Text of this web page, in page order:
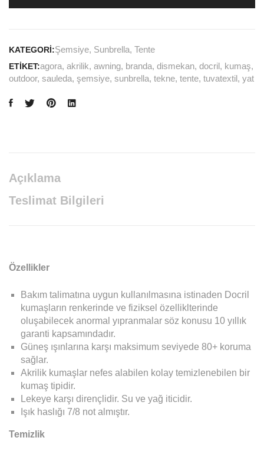
KATEGORI:Şemsiye, Sunbrella, Tente
ETIKET:agora, akrilik, awning, branda, dismekan, docril, kumaş,
outdoor, sauleda, şemsiye, sunbrella, tekne, tente, tuvatextil, yat
Açıklama
Teslimat Bilgileri
Özellikler
Bakım talimatına uygun kullanılmasına istinaden Docril
kumaşların renkerinde ve fiziksel özelliklterinde
oluşabilecek anormal yıpranmalar söz konusu 10 yıllık
garanti kapsamındadır.
Güneş ışınlarına karşı maksimum seviyede 80+ koruma
sağlar.
Akrilik kumaşlar nefes alabilen kolay temizlenebilen bir
kumaş tipidir.
Lekeye karşı dirençlidir. Su ve yağ iticidir.
Işık haslığı 7/8 not almıştır.
Temizlik